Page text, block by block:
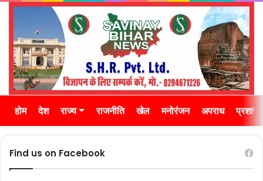
होम देश राज्य राजनीति खेल मनोरंजन अपराध
Find us on Facebook